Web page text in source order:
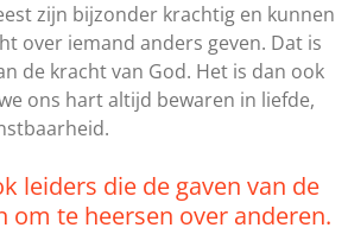
zijn bijzonder krachtig en kunnen
over iemand anders geven. Dat is
de kracht van God. Het is dan ook
ons hart altijd bewaren in liefde,
leiders die de gaven van de
om te heersen over anderen.